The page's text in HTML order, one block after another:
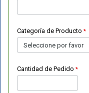
Categoría de Producto
Cantidad de Pedido